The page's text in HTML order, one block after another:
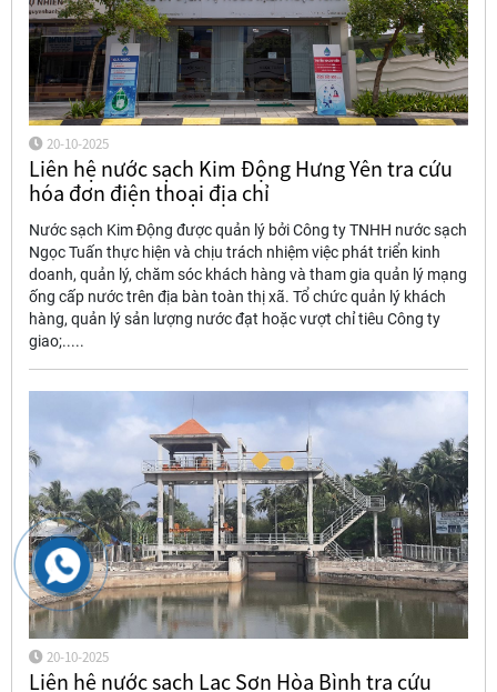
20-10-2025
Liên hệ nước sạch Kim Động Hưng Yên tra cứu
hóa đơn điện thoại địa chỉ
Nước sạch Kim Động được quản lý bởi Công ty TNHH nước sạch
Ngọc Tuấn thực hiện và chịu trách nhiệm việc phát triển kinh
doanh, quản lý, chăm sóc khách hàng và tham gia quản lý mạng
ống cấp nước trên địa bàn toàn thị xã. Tổ chức quản lý khách
hàng, quản lý sản lượng nước đạt hoặc vượt chỉ tiêu Công ty
giao;.....
20-10-2025
Liên hệ nước sạch Lạc Sơn Hòa Bình tra cứu